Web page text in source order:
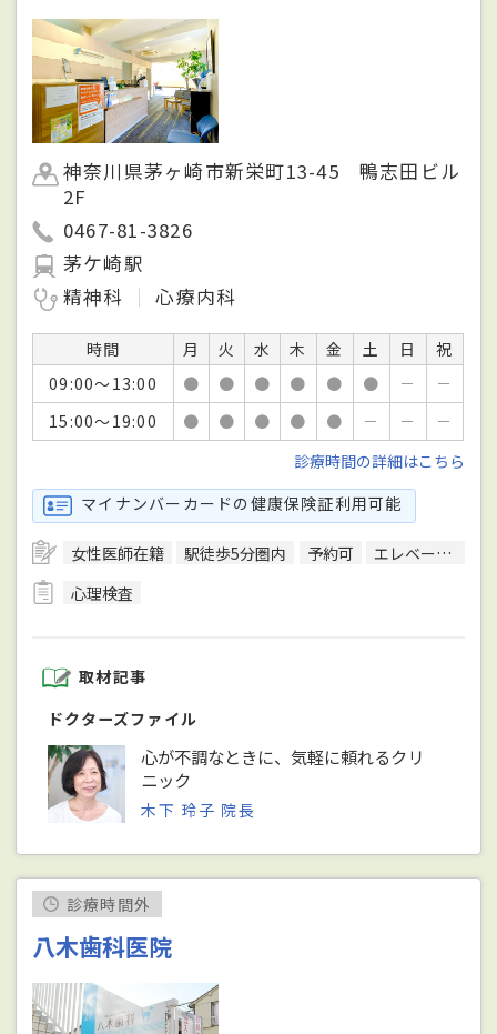
神奈川県茅ヶ崎市新栄町13-45 鴨志田ビル
2F
0467-81-3826
茅ケ崎駅
精神科
心療内科
時間 月 火 水 木 金 土 日
祝
09:00～13:00
● ● ● ● ● ● －
－
15:00～19:00
● ● ● ● ● － －
－
診療時間の詳細はこちら
マイナンバーカードの健康保険証利用可能
女性医師在籍 駅徒歩5分圏内 予約可
エレベーターあり
心理検査
取材記事
ドクターズファイル
心が不調なときに、気軽に頼れるクリ
ニック
木下 玲子 院長
診療時間外
八木歯科医院